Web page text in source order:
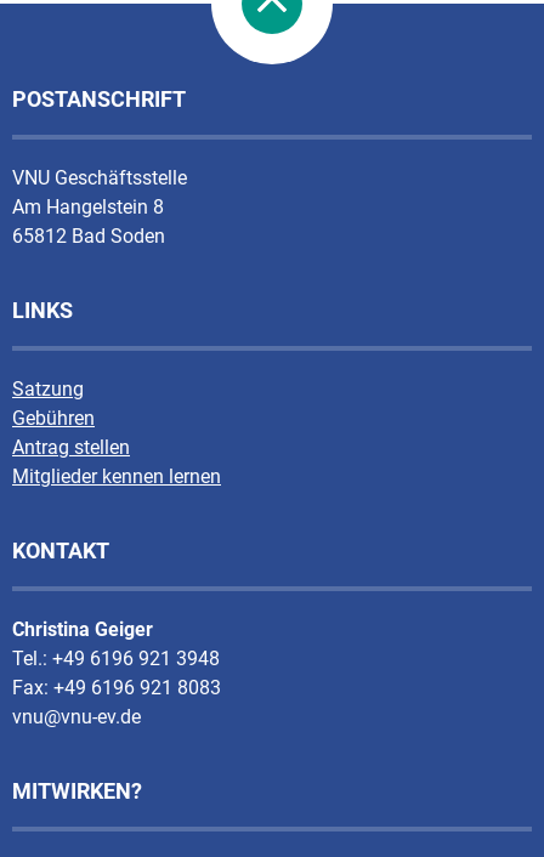
POSTANSCHRIFT
VNU Geschäftsstelle
Am Hangelstein 8
65812 Bad Soden
LINKS
Satzung
Gebühren
Antrag stellen
Mitglieder kennen lernen
KONTAKT
Christina Geiger
Tel.: +49 6196 921 3948
Fax: +49 6196 921 8083
vnu@vnu-ev.de
MITWIRKEN?